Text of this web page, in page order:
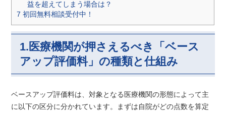
益を超えてしまう場合は？
7 初回無料相談受付中！
1.医療機関が押さえるべき「ベース
アップ評価料」の種類と仕組み
ベースアップ評価料は、対象となる医療機関の形態によって主
に以下の区分に分かれています。まずは自院がどの点数を算定